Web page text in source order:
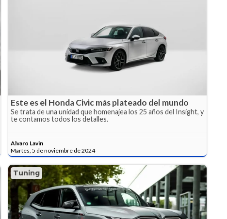
Este es el Honda Civic más plateado del mundo
Se trata de una unidad que homenajea los 25 años del Insight, y
te contamos todos los detalles.
Alvaro Lavin
Martes, 5 de noviembre de 2024
Tuning